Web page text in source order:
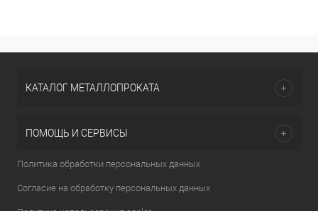
КАТАЛОГ МЕТАЛЛОПРОКАТА
ПОМОЩЬ И СЕРВИСЫ
Политика обработки персональных данных
Согласие на обработку персональных данных